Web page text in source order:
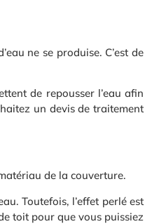
ne se produise. C’est de
de repousser l’eau afin
un devis de traitement
de la couverture.
Toutefois, l’effet perlé est
toit pour que vous puissiez